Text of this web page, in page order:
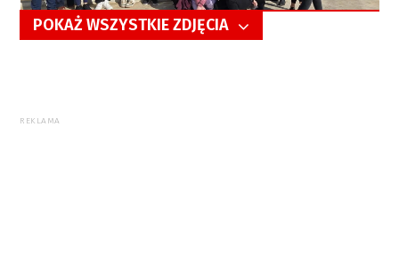
POKAŻ WSZYSTKIE ZDJĘCIA
REKLAMA